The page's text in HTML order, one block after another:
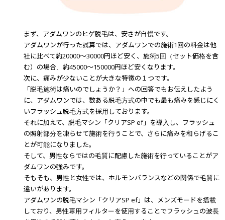
まず、アダムワンのヒゲ脱毛は、安さが自慢です。
アダムワンが行った試算では、アダムワンでの施術1回の料金は他
社に比べて約20000～30000円ほど安く、施術5回（セット価格を含
む）の場合、約45000～150000円ほど安くなります。
次に、痛みが少ないことが大きな特徴の１つです。
「脱毛施術は痛いのでしょうか？」への回答でもお伝えしたよう
に、アダムワンでは、数ある脱毛方式の中でも最も痛みを感じにく
いフラッシュ脱毛方式を採用しております。
それに加えて、脱毛マシン「クリアSP ef」を導入し、フラッシュ
の照射部分を凍らせて施術を行うことで、さらに痛みを和らげるこ
とが可能になりました。
そして、男性ならではの毛質に配慮した施術を行っていることがア
ダムワンの強みです。
そもそも、男性と女性では、ホルモンバランスなどの関係で毛質に
違いがあります。
アダムワンの脱毛マシン「クリアSP ef」は、メンズモードを搭載
しており、男性専用フィルターを使用することでフラッシュの波長